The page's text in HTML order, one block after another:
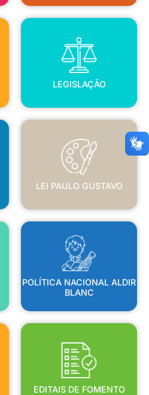
LEGISLAÇÃO
LEGISLAÇÃO
LEI PAULO GUSTAVO
LEI PAULO GUSTAVO
POLÍTICA NACIONAL ALDIR
BLANC
POLÍTICA NACIONAL ALDIR
BLANC
EDITAIS DE FOMENTO
EDITAIS DE FOMENTO